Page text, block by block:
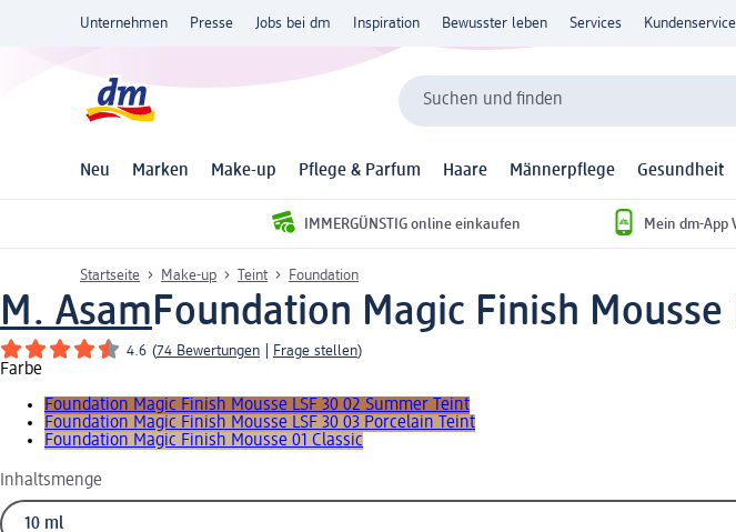
Unternehmen Presse Jobs bei dm Inspiration Bewusster leben Services Kundenservice
Suchen und finden
Neu Marken Make-up Pflege & Parfum Haare Männerpflege Gesundheit
IMMERGÜNSTIG online einkaufen Mein dm-App
Startseite Make-up Teint Foundation
M. AsamFoundation Magic Finish
4.6 (74 Bewertungen Frage stellen)
Farbe
Foundation Magic Finish Mousse LSF 30 02 Summer Teint
Foundation Magic Finish Mousse LSF 30 03 Porcelain Teint
Foundation Magic Finish Mousse 01 Classic
Inhaltsmenge